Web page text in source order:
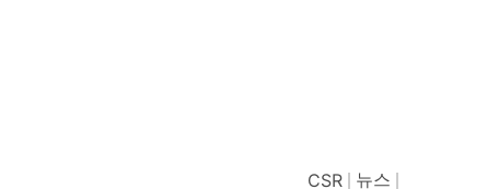
CSR 뉴스